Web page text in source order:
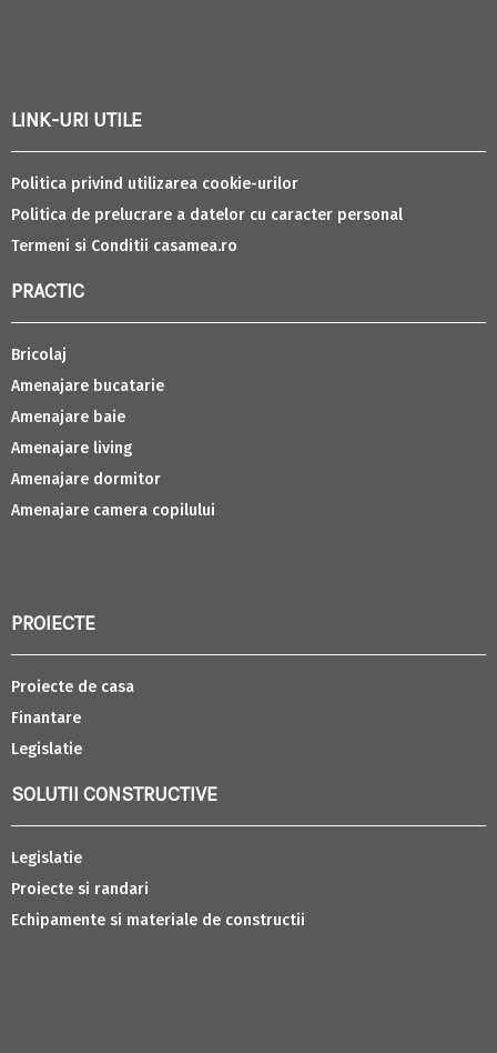
LINK-URI UTILE
Politica privind utilizarea cookie-urilor
Politica de prelucrare a datelor cu caracter personal
Termeni si Conditii casamea.ro
PRACTIC
Bricolaj
Amenajare bucatarie
Amenajare baie
Amenajare living
Amenajare dormitor
Amenajare camera copilului
PROIECTE
Proiecte de casa
Finantare
Legislatie
SOLUTII CONSTRUCTIVE
Legislatie
Proiecte si randari
Echipamente si materiale de constructii